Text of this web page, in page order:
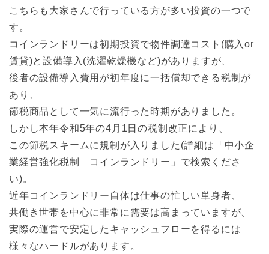
こちらも大家さんで行っている方が多い投資の一つで
す。
コインランドリーは初期投資で物件調達コスト(購入or
賃貸)と設備導入(洗濯乾燥機など)がありますが、
後者の設備導入費用が初年度に一括償却できる税制が
あり、
節税商品として一気に流行った時期がありました。
しかし本年令和5年の4月1日の税制改正により、
この節税スキームに規制が入りました(詳細は「中小企
業経営強化税制 コインランドリー」で検索くださ
い)。
近年コインランドリー自体は仕事の忙しい単身者、
共働き世帯を中心に非常に需要は高まっていますが、
実際の運営で安定したキャッシュフローを得るには
様々なハードルがあります。